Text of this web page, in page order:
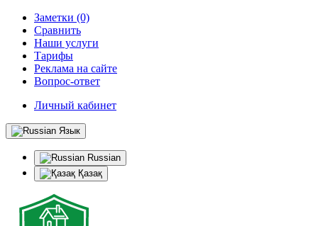
Заметки (0)
Сравнить
Наши услуги
Тарифы
Реклама на сайте
Вопрос-ответ
Личный кабинет
Язык
Russian
Қазақ